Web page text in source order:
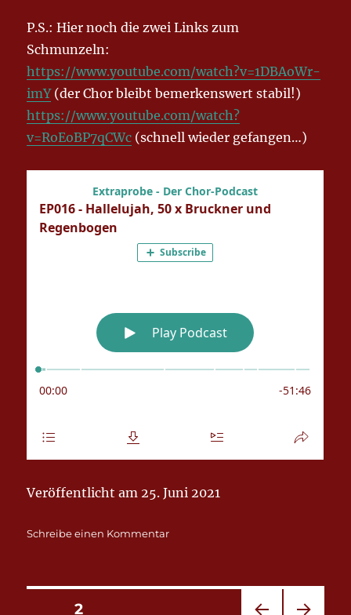
P.S.: Hier noch die zwei Links zum
Schmunzeln:
https://www.youtube.com/watch?v=1DBAoWr-
imY(der Chor bleibt bemerkenswert stabil!)
https://www.youtube.com/watch?
v=RoEoBP7qCWc (schnell wieder gefangen…)
Veröffentlicht am 25. Juni 2021
Schreibe einen Kommentarzu
Seitennummerierung
SEITE2